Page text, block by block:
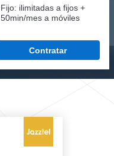
Fijo: ilimitadas a fijos +
50min/mes a móviles
Contratar